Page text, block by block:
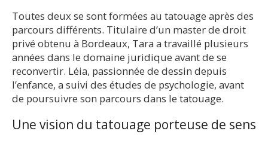
Toutes deux se sont formées au tatouage après des
parcours différents. Titulaire d’un master de droit
privé obtenu à Bordeaux, Tara a travaillé plusieurs
années dans le domaine juridique avant de se
reconvertir. Léia, passionnée de dessin depuis
l’enfance, a suivi des études de psychologie, avant
de poursuivre son parcours dans le tatouage.
Une vision du tatouage porteuse de sens